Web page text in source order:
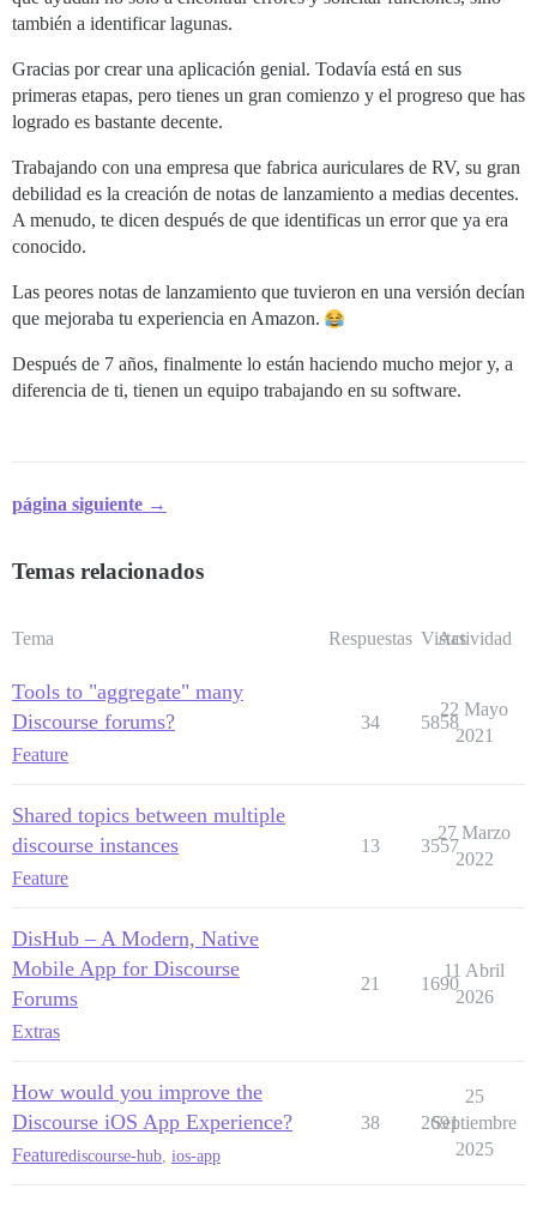
también a identificar lagunas.
Gracias por crear una aplicación genial. Todavía está en sus
primeras etapas, pero tienes un gran comienzo y el progreso que has
logrado es bastante decente.
Trabajando con una empresa que fabrica auriculares de RV, su gran
debilidad es la creación de notas de lanzamiento a medias decentes.
A menudo, te dicen después de que identificas un error que ya era
conocido.
Las peores notas de lanzamiento que tuvieron en una versión decían
que mejoraba tu experiencia en Amazon.
Después de 7 años, finalmente lo están haciendo mucho mejor y, a
diferencia de ti, tienen un equipo trabajando en su software.
página siguiente →
Temas relacionados
Tema Respuestas Vistas
Actividad
Tools to "aggregate" many
Discourse forums?
Feature
34 5858
22 Mayo
2021
Shared topics between multiple
discourse instances
Feature
13 3557
27 Marzo
2022
DisHub – A Modern, Native
Mobile App for Discourse
Forums
Extras
21 1690
11 Abril
2026
How would you improve the
Discourse iOS App Experience?
Featurediscourse-hub ios-app
38 2691
25
Septiembre
2025